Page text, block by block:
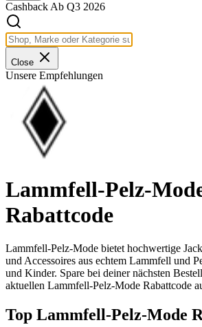
CashbackAb Q3 2026
Close
Unsere Empfehlungen
Lammfell-Pelz-
Rabattcode
Lammfell-Pelz-Mode bietet hochwertige
und Accessoires aus echtem Lammfell und
und Kinder. Spare bei deiner nächsten
aktuellen Lammfell-Pelz-Mode Rabattcode
Top Lammfell-Pelz-Mode